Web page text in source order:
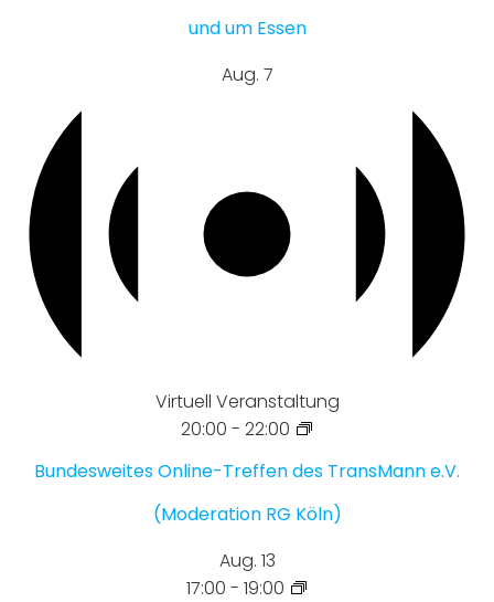
und um Essen
Aug. 7
Virtuell Veranstaltung
20:00 - 22:00
Bundesweites Online-Treffen des TransMann e.V.
(Moderation RG Köln)
Aug. 13
17:00 - 19:00